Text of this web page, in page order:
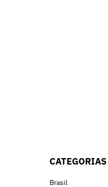
CATEGORIAS
Brasil